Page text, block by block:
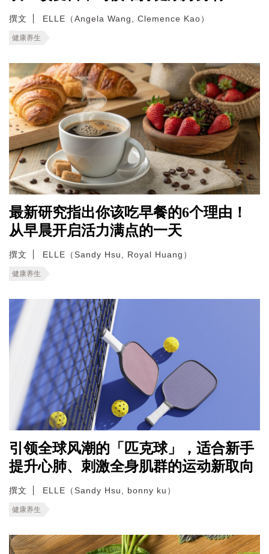
撰文 ELLE（Angela Wang, Clemence Kao）
健康养生
最新研究指出你该吃早餐的6个理由！
从早晨开启活力满点的一天
撰文 ELLE（Sandy Hsu, Royal Huang）
健康养生
引领全球风潮的「匹克球」，适合新手
提升心肺、刺激全身肌群的运动新取向
撰文 ELLE（Sandy Hsu, bonny ku）
健康养生